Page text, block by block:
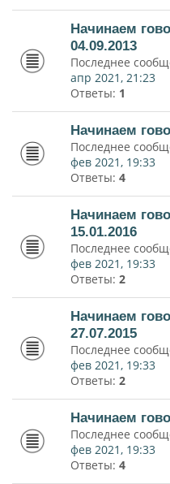
Начинаем
04.09.2013
Последнее
апр 2021, 21:23
Ответы: 1
Начинаем
Последнее
фев 2021, 19:33
Ответы: 4
Начинаем
15.01.2016
Последнее
фев 2021, 19:33
Ответы: 2
Начинаем
27.07.2015
Последнее
фев 2021, 19:33
Ответы: 2
Начинаем
Последнее
фев 2021, 19:33
Ответы: 4